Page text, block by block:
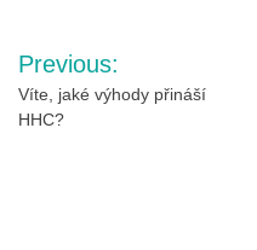
Navigace
pro
Previous:
Víte, jaké výhody přináší
HHC?